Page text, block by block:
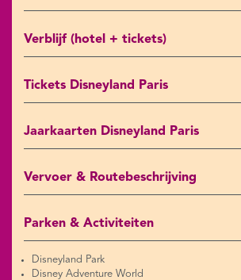
Verblijf (hotel + tickets)
Tickets Disneyland Paris
Jaarkaarten Disneyland Paris
Vervoer & Routebeschrijving
Parken & Activiteiten
Disneyland Park
Disney Adventure World